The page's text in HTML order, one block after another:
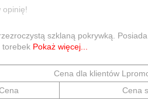
opinię!
szklaną pokrywką.
torebek Pokaż więcej...
Cena dla klientów
Cena